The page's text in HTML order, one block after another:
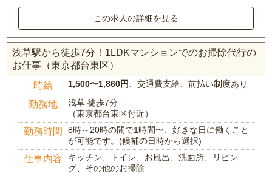
この求人の詳細を見る
浅草駅から徒歩7分！1LDKマンションでのお掃除代行の
お仕事（東京都台東区）
時給 1,500〜1,860円 、交通費支給、前払い制度あり
勤務地
浅草 徒歩7分
（東京都台東区付近）
勤務時間
8時～20時の間で1時間〜、好きな日に働くこと
が可能です。(候補の日時から選択)
仕事内容
キッチン、トイレ、お風呂、洗面所、リビン
グ、その他のお掃除